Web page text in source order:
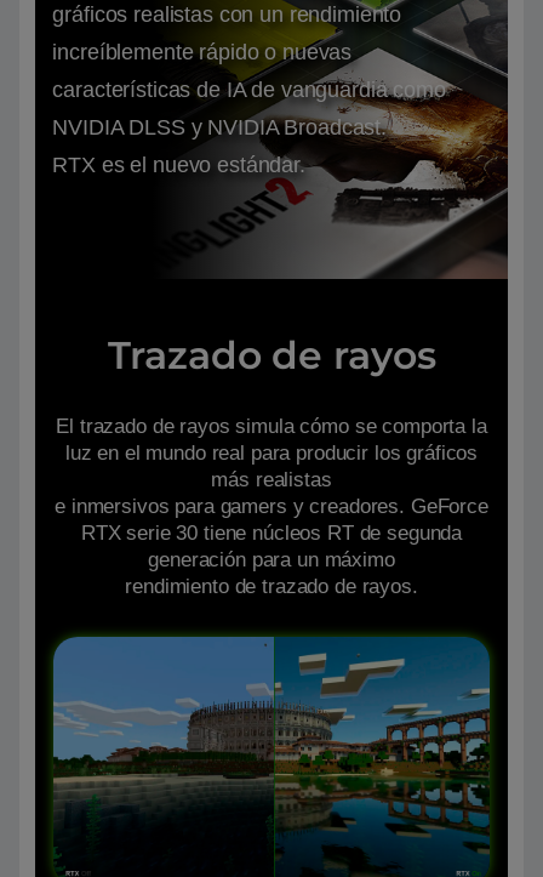
gráficos realistas con un rendimiento
increíblemente rápido o nuevas
características de IA de vanguardia como
NVIDIA DLSS y NVIDIA Broadcast.
RTX es el nuevo estándar.
Trazado de rayos
El trazado de rayos simula cómo se comporta la
luz en el mundo real para producir los gráficos
más realistas
e inmersivos para gamers y creadores. GeForce
RTX serie 30 tiene núcleos RT de segunda
generación para un máximo
rendimiento de trazado de rayos.